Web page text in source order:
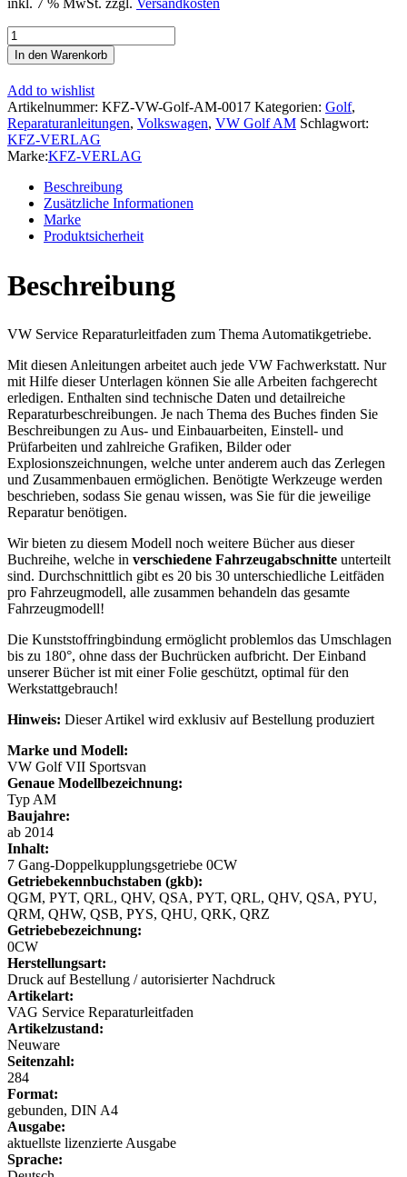
inkl. 7 % MwSt. zzgl. Versandkosten
VW
Golf
7
Sportsvan
(14-
18)
7
Gang
Automatikgetriebe
Reparaturanleitung
Menge
In den Warenkorb
Add to wishlist
Artikelnummer: KFZ-VW-Golf-AM-0017 Kategorien: Golf,
Reparaturanleitungen, Volkswagen, VW Golf AM Schlagwort:
KFZ-VERLAG
Marke:KFZ-VERLAG
Beschreibung
Zusätzliche Informationen
Marke
Produktsicherheit
Beschreibung
VW Service Reparaturleitfaden zum Thema Automatikgetriebe.
Mit diesen Anleitungen arbeitet auch jede VW Fachwerkstatt. Nur
mit Hilfe dieser Unterlagen können Sie alle Arbeiten fachgerecht
erledigen. Enthalten sind technische Daten und detailreiche
Reparaturbeschreibungen. Je nach Thema des Buches finden Sie
Beschreibungen zu Aus- und Einbauarbeiten, Einstell- und
Prüfarbeiten und zahlreiche Grafiken, Bilder oder
Explosionszeichnungen, welche unter anderem auch das Zerlegen
und Zusammenbauen ermöglichen. Benötigte Werkzeuge werden
beschrieben, sodass Sie genau wissen, was Sie für die jeweilige
Reparatur benötigen.
Wir bieten zu diesem Modell noch weitere Bücher aus dieser
Buchreihe, welche in verschiedene Fahrzeugabschnitte unterteilt
sind. Durchschnittlich gibt es 20 bis 30 unterschiedliche Leitfäden
pro Fahrzeugmodell, alle zusammen behandeln das gesamte
Fahrzeugmodell!
Die Kunststoffringbindung ermöglicht problemlos das Umschlagen
bis zu 180°, ohne dass der Buchrücken aufbricht. Der Einband
unserer Bücher ist mit einer Folie geschützt, optimal für den
Werkstattgebrauch!
Hinweis: Dieser Artikel wird exklusiv auf Bestellung produziert
Marke und Modell:
VW Golf VII Sportsvan
Genaue Modellbezeichnung:
Typ AM
Baujahre:
ab 2014
Inhalt:
7 Gang-Doppelkupplungsgetriebe 0CW
Getriebekennbuchstaben (gkb):
QGM, PYT, QRL, QHV, QSA, PYT, QRL, QHV, QSA, PYU,
QRM, QHW, QSB, PYS, QHU, QRK, QRZ
Getriebebezeichnung:
0CW
Herstellungsart:
Druck auf Bestellung / autorisierter Nachdruck
Artikelart:
VAG Service Reparaturleitfaden
Artikelzustand:
Neuware
Seitenzahl:
284
Format:
gebunden, DIN A4
Ausgabe:
aktuellste lizenzierte Ausgabe
Sprache: